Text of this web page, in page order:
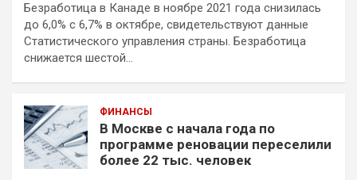
Безработица в Канаде в ноябре 2021 года снизилась
до 6,0% с 6,7% в октябре, свидетельствуют данные
Статистического управления страны. Безработица
снижается шестой…
ФИНАНСЫ
В Москве с начала года по
программе реновации переселили
более 22 тыс. человек